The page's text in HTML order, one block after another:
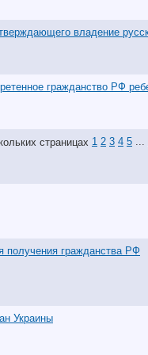
владение
гражданство РФ
1 2 3 4 5 ...
получения гражданства РФ
Украины